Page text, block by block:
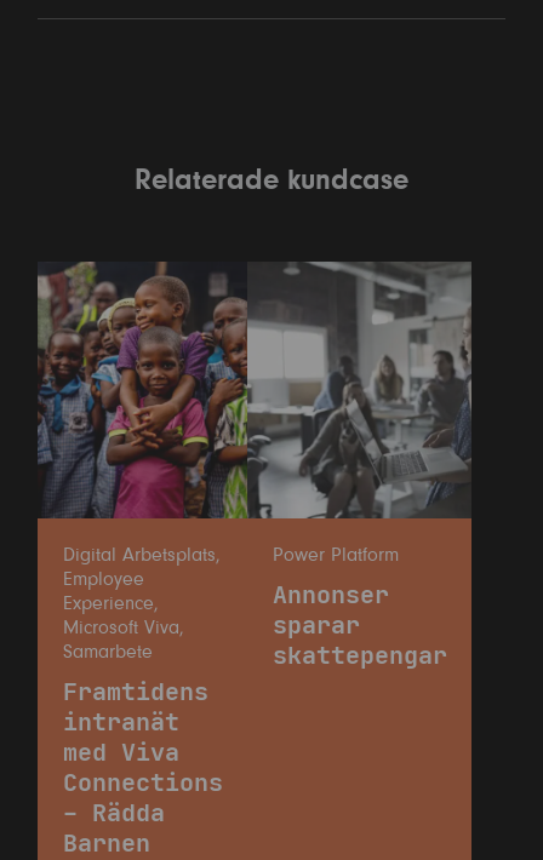
Relaterade kundcase
Framtidens
intranät
med Viva
Connections
– Rädda
Barnen
Digital Arbetsplats,
Employee
Experience,
Microsoft Viva,
Samarbete
Annonser
sparar
skattepengar
Power Platform